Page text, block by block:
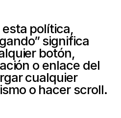
política,
significa
botón,
o enlace del
cualquier
o hacer scroll.